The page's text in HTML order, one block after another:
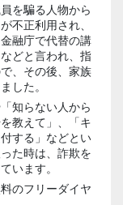
を騙る人物から
不正利用され、
融庁で代替の講
どと言われ、指
、その後、家族
した。
知らない人から
教えて」、「キ
する」などとい
た時は、詐欺を
います。
のフリーダイヤ